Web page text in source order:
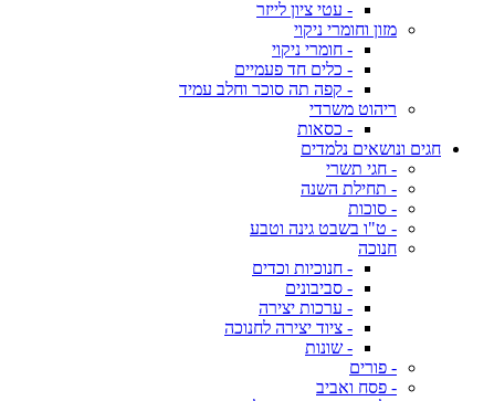
- עטי ציון לייזר
מזון וחומרי ניקוי
- חומרי ניקוי
- כלים חד פעמיים
- קפה תה סוכר וחלב עמיד
ריהוט משרדי
- כסאות
חגים ונושאים נלמדים
- חגי תשרי
- תחילת השנה
- סוכות
- ט"ו בשבט גינה וטבע
חנוכה
- חנוכיות וכדים
- סביבונים
- ערכות יצירה
- ציוד יצירה לחנוכה
- שונות
- פורים
- פסח ואביב